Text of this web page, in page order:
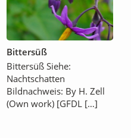
Bittersüß
Bittersüß Siehe:
Nachtschatten
Bildnachweis: By H. Zell
(Own work) [GFDL […]